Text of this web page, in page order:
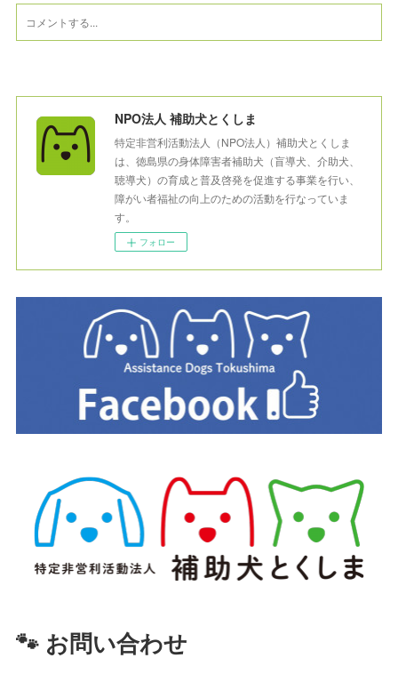
NPO法人 補助犬とくしま
特定非営利活動法人（NPO法人）補助犬とくしま
は、徳島県の身体障害者補助犬（盲導犬、介助犬、
聴導犬）の育成と普及啓発を促進する事業を行い、
障がい者福祉の向上のための活動を行なっていま
す。
フォロー
🐾 お問い合わせ